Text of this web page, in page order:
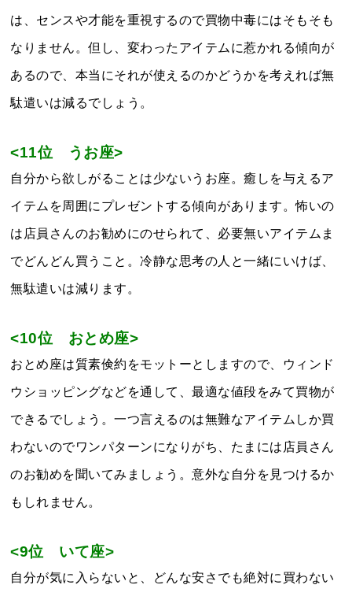
は、センスや才能を重視するので買物中毒にはそもそも
なりません。但し、変わったアイテムに惹かれる傾向が
あるので、本当にそれが使えるのかどうかを考えれば無
駄遣いは減るでしょう。
<11位 うお座>
自分から欲しがることは少ないうお座。癒しを与えるア
イテムを周囲にプレゼントする傾向があります。怖いの
は店員さんのお勧めにのせられて、必要無いアイテムま
でどんどん買うこと。冷静な思考の人と一緒にいけば、
無駄遣いは減ります。
<10位 おとめ座>
おとめ座は質素倹約をモットーとしますので、ウィンド
ウショッピングなどを通して、最適な値段をみて買物が
できるでしょう。一つ言えるのは無難なアイテムしか買
わないのでワンパターンになりがち、たまには店員さん
のお勧めを聞いてみましょう。意外な自分を見つけるか
もしれません。
<9位 いて座>
自分が気に入らないと、どんな安さでも絶対に買わない